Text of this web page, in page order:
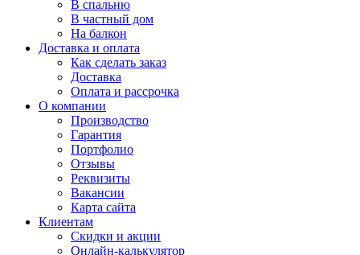
В спальню
В частный дом
На балкон
Доставка и оплата
Как сделать заказ
Доставка
Оплата и рассрочка
О компании
Производство
Гарантия
Портфолио
Отзывы
Реквизиты
Вакансии
Карта сайта
Клиентам
Скидки и акции
Онлайн-калькулятор